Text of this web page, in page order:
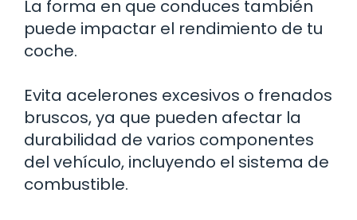
La forma en que conduces también
puede impactar el rendimiento de tu
coche.
Evita acelerones excesivos o frenados
bruscos, ya que pueden afectar la
durabilidad de varios componentes
del vehículo, incluyendo el sistema de
combustible.